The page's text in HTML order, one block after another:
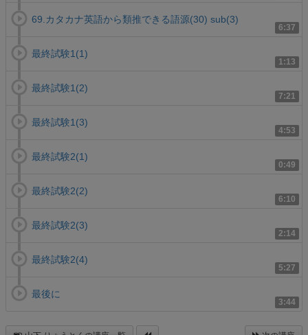
6:37
69.カタカナ英語から類推できる語源(30) sub(3)
1:13
最終試験1(1)
7:21
最終試験1(2)
4:53
最終試験1(3)
0:49
最終試験2(1)
6:10
最終試験2(2)
2:14
最終試験2(3)
5:27
最終試験2(4)
3:44
最後に